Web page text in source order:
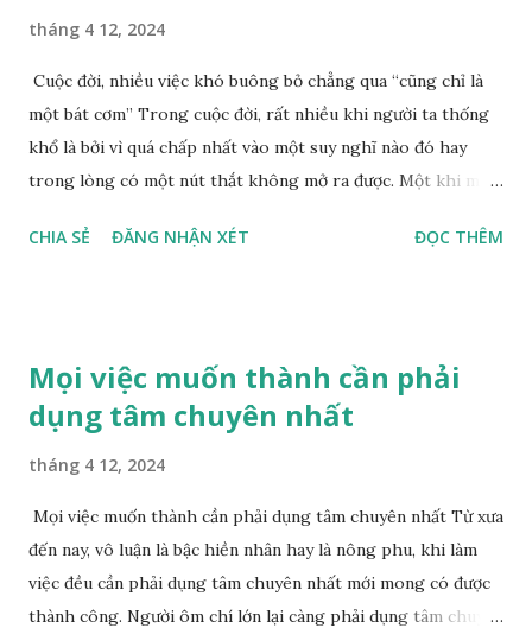
con người cần phải có thái độ “không biết đủ”. Phẩm đức và
học vấn không giống như tài phú của cải vật chất, những thứ
chỉ có thể thỏa mãn dục vọng của con người trong nhất
thời. Đạo đức cao, học vấn sâu rộng có thể thoả mãn sự vui
thích c...
tháng 4 12, 2024
Cuộc đời, nhiều việc khó buông bỏ chẳng qua “cũng chỉ là
một bát cơm” Trong cuộc đời, rất nhiều khi người ta thống
khổ là bởi vì quá chấp nhất vào một suy nghĩ nào đó hay
trong lòng có một nút thắt không mở ra được. Một khi mở
một chút suy nghĩ thì thống khổ lại biến mất, thậm chí có
của mình. Họ không biết nên nghỉ việc hay ở lại tiếp tục
công việc, vì thế họ đã quyết định cùng nhau đi tới một ngôi
sư, một trong hai người nói: “Thưa đại sư, chúng con ở nơi
làm việc hay bị ức hiếp, cảm thấy quá thống khổ, cầu xin ngài
chỉ bảo, chúng con có nên xin nghỉ việc ở đó hay không?” Vị
đại sư từ từ khẽ nhắm hai mắt lại, giống như đang trầm
ngâm suy nghĩ. Rất lâu sau, vị đại sư cuối cùng cũng mở lờ...
CHIA SẺ ĐĂNG NHẬN XÉT ĐỌC THÊM
Mọi việc muốn thành cần phải
dụng tâm chuyên nhất
tháng 4 12, 2024
Mọi việc muốn thành cần phải dụng tâm chuyên nhất Từ xưa
đến nay, vô luận là bậc hiền nhân hay là nông phu, khi làm
việc đều cần phải dụng tâm chuyên nhất mới mong có được
thành công. Người ôm chí lớn lại càng phải dụng tâm chuyên